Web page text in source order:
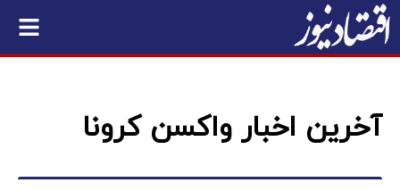
آخرین اخبار واکسن کرونا